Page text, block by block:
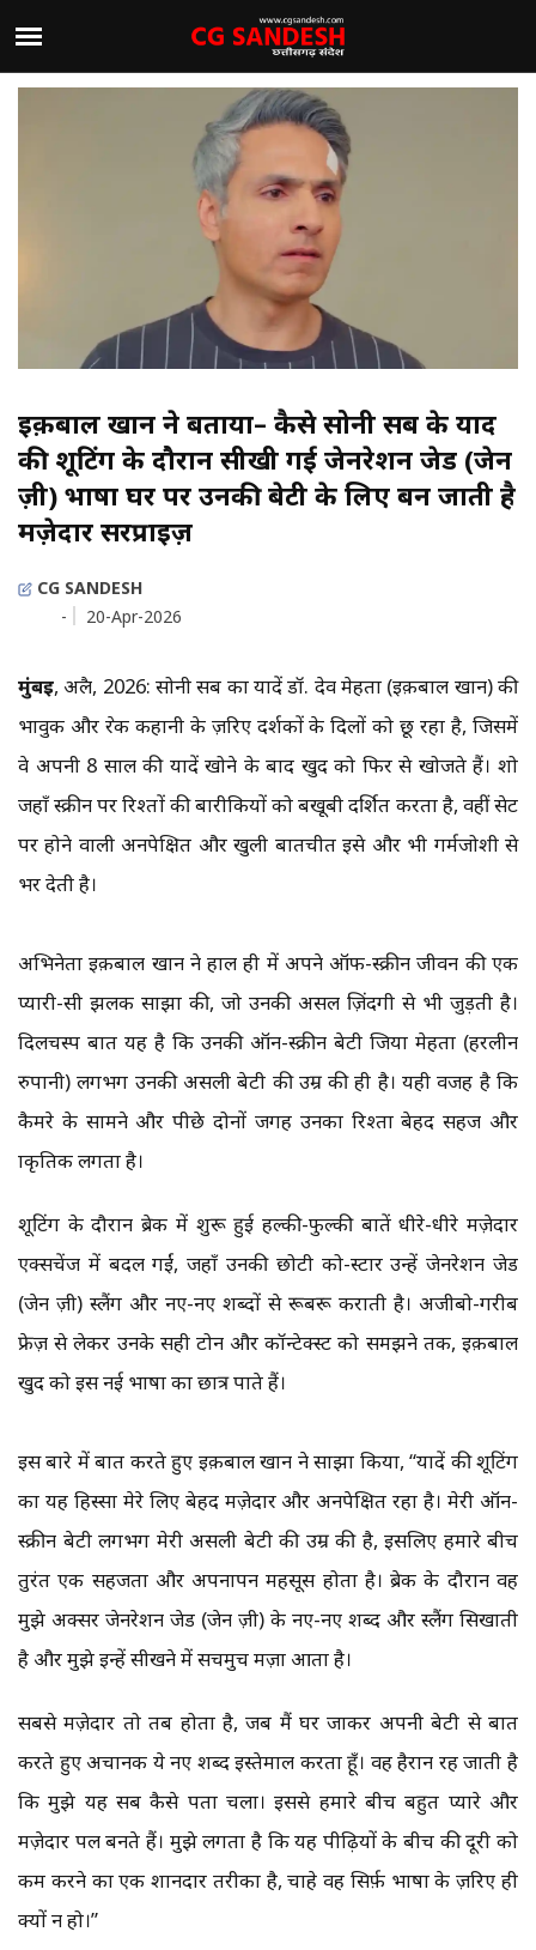
इक़बाल खान ने बताया– कैसे सोनी सब के यादें
की शूटिंग के दौरान सीखी गई जेनरेशन जेड (जेन
ज़ी) भाषा घर पर उनकी बेटी के लिए बन जाती है
मज़ेदार सरप्राइज़
CG SANDESH
-
20-Apr-2026
मुंबई, अप्रैल, 2026: सोनी सब का यादें डॉ. देव मेहता (इक़बाल खान) की
भावुक और प्रेरक कहानी के ज़रिए दर्शकों के दिलों को छू रहा है, जिसमें
वे अपनी 8 साल की यादें खोने के बाद खुद को फिर से खोजते हैं। शो
जहाँ स्क्रीन पर रिश्तों की बारीकियों को बखूबी प्रदर्शित करता है, वहीं सेट
पर होने वाली अनपेक्षित और खुली बातचीत इसे और भी गर्मजोशी से
भर देती है।
अभिनेता इक़बाल खान ने हाल ही में अपने ऑफ-स्क्रीन जीवन की एक
प्यारी-सी झलक साझा की, जो उनकी असल ज़िंदगी से भी जुड़ती है।
दिलचस्प बात यह है कि उनकी ऑन-स्क्रीन बेटी जिया मेहता (हरलीन
रुपानी) लगभग उनकी असली बेटी की उम्र की ही है। यही वजह है कि
कैमरे के सामने और पीछे दोनों जगह उनका रिश्ता बेहद सहज और
प्राकृतिक लगता है।
शूटिंग के दौरान ब्रेक में शुरू हुई हल्की-फुल्की बातें धीरे-धीरे मज़ेदार
एक्सचेंज में बदल गईं, जहाँ उनकी छोटी को-स्टार उन्हें जेनरेशन जेड
(जेन ज़ी) स्लैंग और नए-नए शब्दों से रूबरू कराती है। अजीबो-गरीब
फ्रेज़ से लेकर उनके सही टोन और कॉन्टेक्स्ट को समझने तक, इक़बाल
खुद को इस नई भाषा का छात्र पाते हैं।
इस बारे में बात करते हुए इक़बाल खान ने साझा किया, “यादें की शूटिंग
का यह हिस्सा मेरे लिए बेहद मज़ेदार और अनपेक्षित रहा है। मेरी ऑन-
स्क्रीन बेटी लगभग मेरी असली बेटी की उम्र की है, इसलिए हमारे बीच
तुरंत एक सहजता और अपनापन महसूस होता है। ब्रेक के दौरान वह
मुझे अक्सर जेनरेशन जेड (जेन ज़ी) के नए-नए शब्द और स्लैंग सिखाती
है और मुझे इन्हें सीखने में सचमुच मज़ा आता है।
सबसे मज़ेदार तो तब होता है, जब मैं घर जाकर अपनी बेटी से बात
करते हुए अचानक ये नए शब्द इस्तेमाल करता हूँ। वह हैरान रह जाती है
कि मुझे यह सब कैसे पता चला। इससे हमारे बीच बहुत प्यारे और
मज़ेदार पल बनते हैं। मुझे लगता है कि यह पीढ़ियों के बीच की दूरी को
कम करने का एक शानदार तरीका है, चाहे वह सिर्फ़ भाषा के ज़रिए ही
क्यों न हो।”